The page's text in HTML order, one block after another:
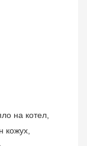
на котел,
кожух,